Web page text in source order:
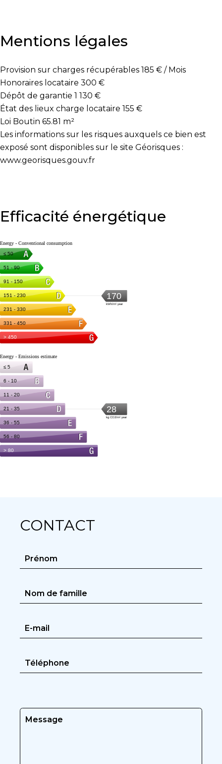
Mentions légales
Provision sur charges récupérables 185 € / Mois
Honoraires locataire 300 €
Dépôt de garantie 1 130 €
État des lieux charge locataire 155 €
Loi Boutin 65.81 m²
Les informations sur les risques auxquels ce bien est
exposé sont disponibles sur le site Géorisques :
www.georisques.gouv.fr
Efficacité énergétique
CONTACT